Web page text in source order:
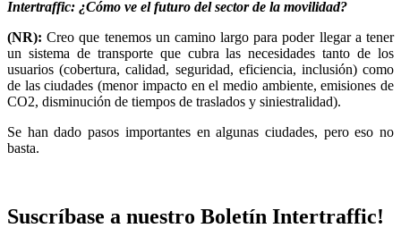
Intertraffic: ¿Cómo ve el futuro del sector de la movilidad?
(NR): Creo que tenemos un camino largo para poder llegar a tener
un sistema de transporte que cubra las necesidades tanto de los
usuarios (cobertura, calidad, seguridad, eficiencia, inclusión) como
de las ciudades (menor impacto en el medio ambiente, emisiones de
CO2, disminución de tiempos de traslados y siniestralidad).
Se han dado pasos importantes en algunas ciudades, pero eso no
basta.
Suscríbase a nuestro Boletín Intertraffic!